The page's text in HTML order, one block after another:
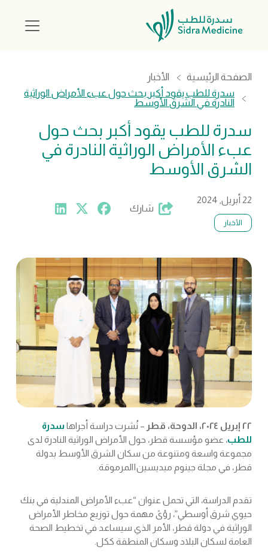
الصفحة الرئيسية
الأخبار
سدرة للطب يقود أكبر بحث حول عبء الأمراض الوراثية
النادرة في الشرق الأوسط
سدرة للطب يقود أكبر بحث حول
عبء الأمراض الوراثية النادرة في
الشرق الأوسط
22 أبريل, 2024
الأخبار
شارك
٢٢ إبريل ٢٠٢٤، الدوحة، قطر – نُشرت دراسة أجراها سدرة
للطب، عضو مؤسسة قطر، حول الأمراض الوراثية النادرة لدى
مجموعة واسعة ومتنوعة من سكان الشرق الأوسط بدولة
قطر، في مجلة جينوم ميديسين۱المرموقة.
تقدم الدراسة، التي تحمل عنوان “عبء الأمراض المندلية في بنك
حيوي شرق أوسطي”، رؤىً مهمة حول توزيع مخاطر الأمراض
الوراثية في دولة قطر، الأمر الذي سيساعد في تخطيط الصحة
العامة لسكان البلاد وسكان المنطقة ككل.